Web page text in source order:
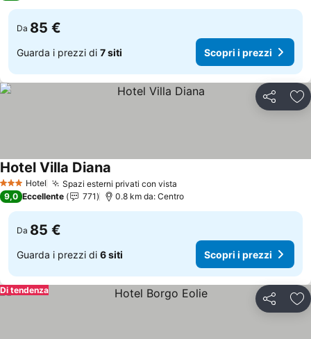
Da 85 €
Guarda i prezzi di 7 siti Scopri i prezzi
Condividi
3 StelleHotel Spazi esterni privati con vista
Hotel Villa Diana
9,0 Eccellente 771 0.8 km da: Centro
Da 85 €
Guarda i prezzi di 6 siti Scopri i prezzi
Condividi
Di tendenza